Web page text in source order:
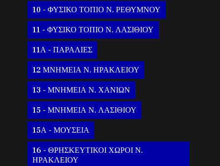
10 - ΦΥΣΙΚΟ ΤΟΠΙΟ Ν. ΡΕΘΥΜΝΟΥ
11 - ΦΥΣΙΚΟ ΤΟΠΙΟ Ν. ΛΑΣΙΘΙΟΥ
11Α - ΠΑΡΑΛΙΕΣ
12 ΜΝΗΜΕΙΑ Ν. ΗΡΑΚΛΕΙΟΥ
13 - ΜΝΗΜΕΙΑ Ν. ΧΑΝΙΩΝ
15 - ΜΝΗΜΕΙΑ Ν. ΛΑΣΙΘΙΟΥ
15Α - ΜΟΥΣΕΙΑ
16 - ΘΡΗΣΚΕΥΤΙΚΟΙ ΧΩΡΟΙ Ν.
ΗΡΑΚΛΕΙΟΥ